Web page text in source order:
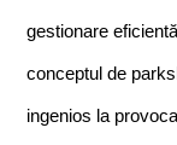
gestionare
conceptul de
ingenios la